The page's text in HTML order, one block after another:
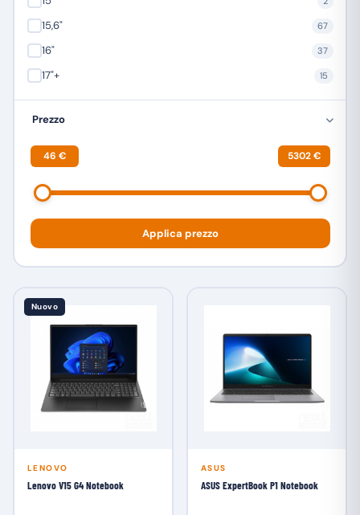
15,6" 67
16" 37
17"+ 15
Prezzo
46 € 5302 €
Applica prezzo
Nuovo
LENOVO
Lenovo V15 G4 Notebook
ASUS
ASUS ExpertBook P1 Notebook